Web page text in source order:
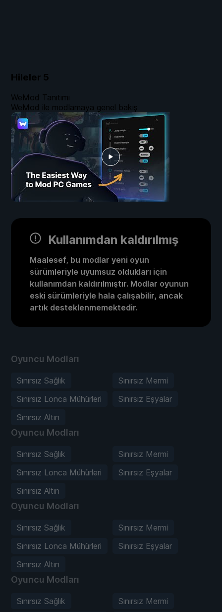
Hileler 5
Kullanımdan kaldırılmış
Maalesef, bu modlar yeni oyun
sürümleriyle uyumsuz oldukları için
kullanımdan kaldırılmıştır. Modlar oyunun
eski sürümleriyle hala çalışabilir, ancak
artık desteklenmemektedir.
Oyuncu Modları
Sınırsız Sağlık
Sınırsız Mermi
Sınırsız Lonca Mühürleri
Sınırsız Eşyalar
Sınırsız Altın
Oyuncu Modları
Sınırsız Sağlık
Sınırsız Mermi
Sınırsız Lonca Mühürleri
Sınırsız Eşyalar
Sınırsız Altın
Oyuncu Modları
Sınırsız Sağlık
Sınırsız Mermi
Sınırsız Lonca Mühürleri
Sınırsız Eşyalar
Sınırsız Altın
Oyuncu Modları
Sınırsız Sağlık
Sınırsız Mermi
WeMod Tanıtımı
WeMod ile modlamaya genel bakış